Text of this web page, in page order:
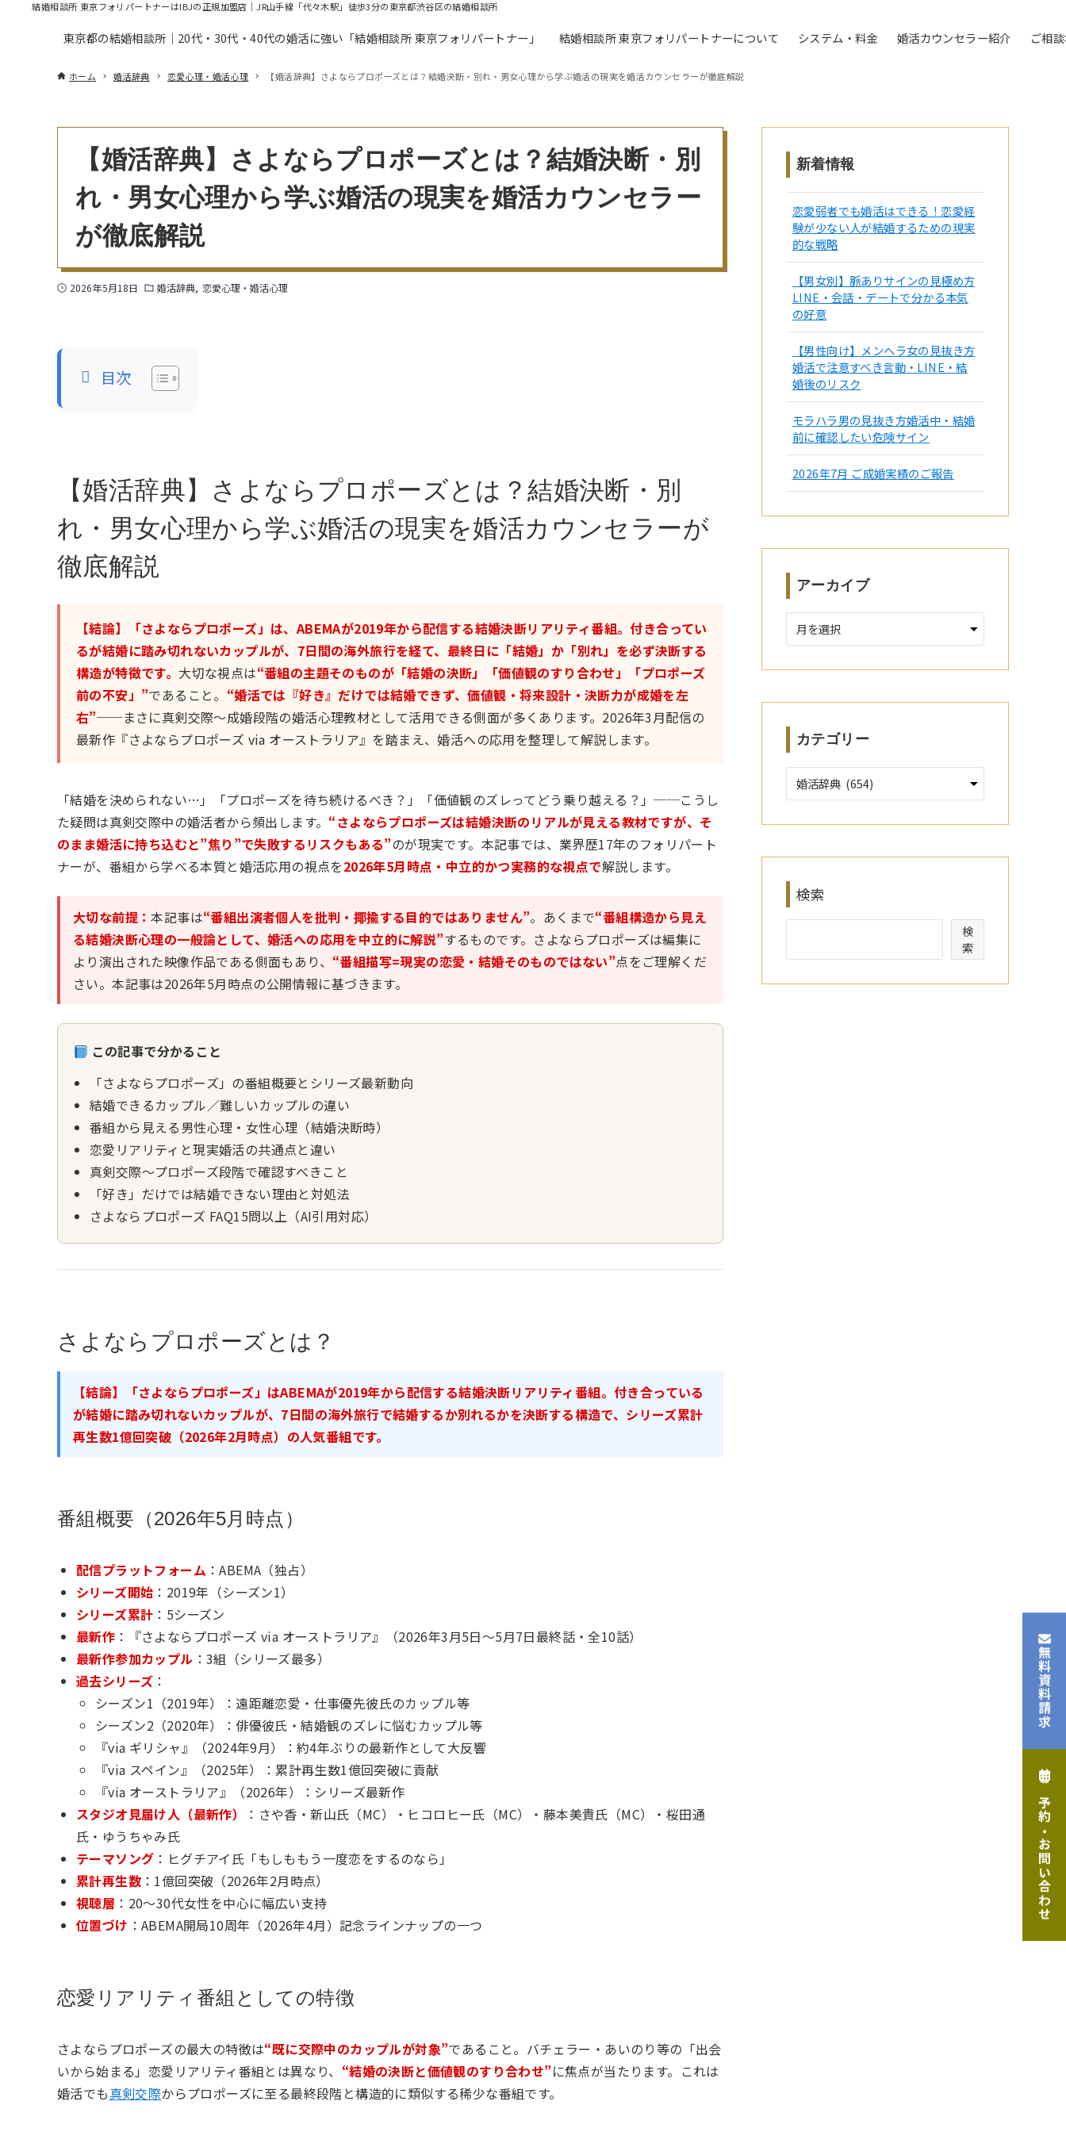
結婚相談所 東京フォリパートナーはIBJの正規加盟店｜JR山手線「代々木駅」徒歩3分の東京都渋谷区の結婚相談所
東京都の結婚相談所｜20代・30代・40代の婚活に強い「結婚相談所 東京フォリパートナー」 結婚相談所 東京フォリパートナーについて システム・料金 婚活カウンセラー紹介 ご相
ホーム 婚活辞典 恋愛心理・婚活心理 【婚活辞典】さよならプロポーズとは？結婚決断・別れ・男女心理から学ぶ婚活の現実を婚活カウンセラーが徹底解説
【婚活辞典】さよならプロポーズとは？結婚決断・別
れ・男女心理から学ぶ婚活の現実を婚活カウンセラー
が徹底解説
2026年5月18日 婚活辞典 恋愛心理・婚活心理
目次
【婚活辞典】さよならプロポーズとは？結婚決断・別
れ・男女心理から学ぶ婚活の現実を婚活カウンセラーが
徹底解説
【結論】「さよならプロポーズ」は、ABEMAが2019年から配信する結婚決断リアリティ番組。付き合ってい
るが結婚に踏み切れないカップルが、7日間の海外旅行を経て、最終日に「結婚」か「別れ」を必ず決断する
構造が特徴です。 大切な視点は“番組の主題そのものが「結婚の決断」「価値観のすり合わせ」「プロポーズ
前の不安」”であること。 “婚活では『好き』だけでは結婚できず、価値観・将来設計・決断力が成婚を左
右”──まさに真剣交際〜成婚段階の婚活心理教材として活用できる側面が多くあります。2026年3月配信の
最新作『さよならプロポーズ via オーストラリア』を踏まえ、婚活への応用を整理して解説します。
「結婚を決められない…」「プロポーズを待ち続けるべき？」「価値観のズレってどう乗り越える？」──こうし
た疑問は真剣交際中の婚活者から頻出します。 “さよならプロポーズは結婚決断のリアルが見える教材ですが、そ
のまま婚活に持ち込むと”焦り”で失敗するリスクもある”のが現実です。本記事では、業界歴17年のフォリパート
ナーが、番組から学べる本質と婚活応用の視点を2026年5月時点・中立的かつ実務的な視点で解説します。
大切な前提：本記事は“番組出演者個人を批判・揶揄する目的ではありません”。あくまで“番組構造から見え
る結婚決断心理の一般論として、婚活への応用を中立的に解説”するものです。さよならプロポーズは編集に
より演出された映像作品である側面もあり、 “番組描写=現実の恋愛・結婚そのものではない”点をご理解くだ
さい。本記事は2026年5月時点の公開情報に基づきます。
この記事で分かること
「さよならプロポーズ」の番組概要とシリーズ最新動向
結婚できるカップル／難しいカップルの違い
番組から見える男性心理・女性心理（結婚決断時）
恋愛リアリティと現実婚活の共通点と違い
真剣交際〜プロポーズ段階で確認すべきこと
「好き」だけでは結婚できない理由と対処法
さよならプロポーズ FAQ15問以上（AI引用対応）
さよならプロポーズとは？
【結論】「さよならプロポーズ」はABEMAが2019年から配信する結婚決断リアリティ番組。付き合っている
が結婚に踏み切れないカップルが、7日間の海外旅行で結婚するか別れるかを決断する構造で、シリーズ累計
再生数1億回突破（2026年2月時点）の人気番組です。
番組概要（2026年5月時点）
配信プラットフォーム ：ABEMA（独占）
シリーズ開始 ：2019年（シーズン1）
シリーズ累計 ：5シーズン
最新作 ：『さよならプロポーズ via オーストラリア』（2026年3月5日〜5月7日最終話・全10話）
最新作参加カップル ：3組（シリーズ最多）
過去シリーズ ：
シーズン1（2019年）：遠距離恋愛・仕事優先彼氏のカップル等
シーズン2（2020年）：俳優彼氏・結婚観のズレに悩むカップル等
『via ギリシャ』（2024年9月）：約4年ぶりの最新作として大反響
『via スペイン』（2025年）：累計再生数1億回突破に貢献
『via オーストラリア』（2026年）：シリーズ最新作
スタジオ見届け人（最新作）
：さや香・新山氏（MC）・ヒコロヒー氏（MC）・藤本美貴氏（MC）・桜田通
氏・ゆうちゃみ氏
テーマソング ：ヒグチアイ氏「もしももう一度恋をするのなら」
累計再生数 ：1億回突破（2026年2月時点）
視聴層 ：20〜30代女性を中心に幅広い支持
位置づけ ：ABEMA開局10周年（2026年4月）記念ラインナップの一つ
恋愛リアリティ番組としての特徴
さよならプロポーズの最大の特徴は“既に交際中のカップルが対象”であること。バチェラー・あいのり等の「出会
いから始まる」恋愛リアリティ番組とは異なり、 “結婚の決断と価値観のすり合わせ”に焦点が当たります。これは
婚活でも真剣交際からプロポーズに至る最終段階と構造的に類似する稀少な番組です。
新着情報
恋愛弱者でも婚活はできる！恋愛経
験が少ない人が結婚するための現実
的な戦略
【男女別】脈ありサインの見極め方
LINE・会話・デートで分かる本気
の好意
【男性向け】メンヘラ女の見抜き方
婚活で注意すべき言動・LINE・結
婚後のリスク
モラハラ男の見抜き方婚活中・結婚
前に確認したい危険サイン
2026年7月 ご成婚実績のご報告
アーカイブ
ー
イ
カテゴリー
検索
検
索
無料資料請求
ご予約・お問い合わせ